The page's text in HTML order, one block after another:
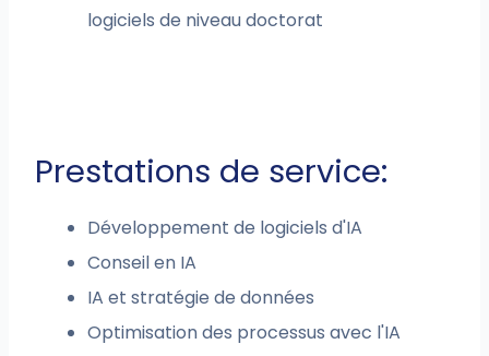
logiciels de niveau doctorat
Prestations de service:
Développement de logiciels d'IA
Conseil en IA
IA et stratégie de données
Optimisation des processus avec l'IA